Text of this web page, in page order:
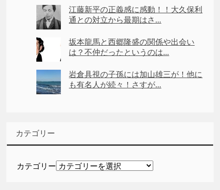
江藤新平の正義感に感動！！大久保利
通との対立から最期はさ...
坂本龍馬と西郷隆盛の関係や出会い
は？不仲だったというのは...
岩倉具視の子孫には加山雄三が！他に
も有名人が続々！さすが...
カテゴリー
カテゴリー